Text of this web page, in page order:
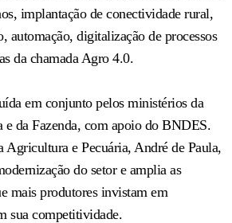
implantação de conectividade rural,
automação, digitalização de processos
da chamada Agro 4.0.
em conjunto pelos ministérios da
e da Fazenda, com apoio do BNDES.
Agricultura e Pecuária, André de Paula,
do setor e amplia as
mais produtores invistam em
sua competitividade.